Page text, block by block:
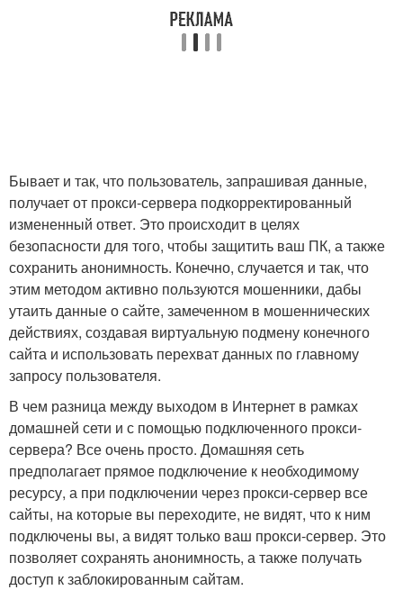
Бывает и так, что пользователь, запрашивая данные,
получает от прокси-сервера подкорректированный
измененный ответ. Это происходит в целях
безопасности для того, чтобы защитить ваш ПК, а также
сохранить анонимность. Конечно, случается и так, что
этим методом активно пользуются мошенники, дабы
утаить данные о сайте, замеченном в мошеннических
действиях, создавая виртуальную подмену конечного
сайта и использовать перехват данных по главному
запросу пользователя.
В чем разница между выходом в Интернет в рамках
домашней сети и с помощью подключенного прокси-
сервера? Все очень просто. Домашняя сеть
предполагает прямое подключение к необходимому
ресурсу, а при подключении через прокси-сервер все
сайты, на которые вы переходите, не видят, что к ним
подключены вы, а видят только ваш прокси-сервер. Это
позволяет сохранять анонимность, а также получать
доступ к заблокированным сайтам.